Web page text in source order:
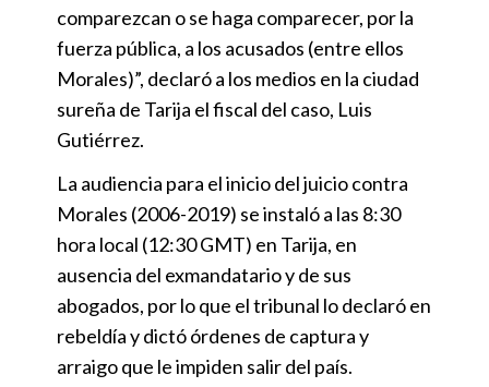
comparezcan o se haga comparecer, por la
fuerza pública, a los acusados (entre ellos
Morales)”, declaró a los medios en la ciudad
sureña de Tarija el fiscal del caso, Luis
Gutiérrez.
La audiencia para el inicio del juicio contra
Morales (2006-2019) se instaló a las 8:30
hora local (12:30 GMT) en Tarija, en
ausencia del exmandatario y de sus
abogados, por lo que el tribunal lo declaró en
rebeldía y dictó órdenes de captura y
arraigo que le impiden salir del país.